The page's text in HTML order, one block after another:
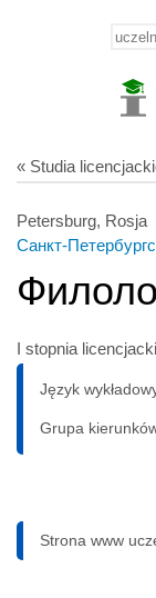
« Studia
Petersburg, Rosja
Санкт-
I stopnia
Język
Grupa
Strona www